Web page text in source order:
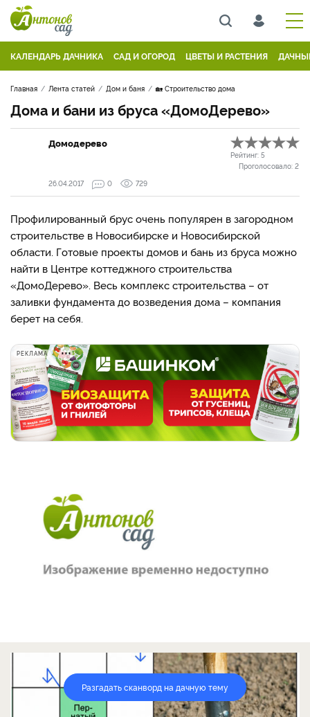
КАЛЕНДАРЬ ДАЧНИКА САД И ОГОРОД ЦВЕТЫ И РАСТЕНИЯ
Главная Лента статей Дом и баня 🏡 Строительство дома
Дома и бани из бруса «ДомоДерево»
Домодерево
Рейтинг: 5
Проголосовало: 2
26.04.2017
0 729
Профилированный брус очень популярен в загородном
строительстве в Новосибирске и Новосибирской
области. Готовые проекты домов и бань из бруса можно
найти в Центре коттеджного строительства
«ДомоДерево». Весь комплекс строительства – от
заливки фундамента до возведения дома – компания
берет на себя.
РЕКЛАМА
Разгадать сканворд на дачную тему